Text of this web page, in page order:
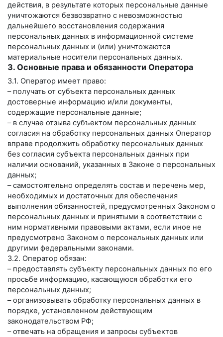
действия, в результате которых персональные данные
уничтожаются безвозвратно с невозможностью
дальнейшего восстановления содержания
персональных данных в информационной системе
персональных данных и (или) уничтожаются
материальные носители персональных данных.
3. Основные права и обязанности Оператора
3.1. Оператор имеет право:
– получать от субъекта персональных данных
достоверные информацию и/или документы,
содержащие персональные данные;
– в случае отзыва субъектом персональных данных
согласия на обработку персональных данных Оператор
вправе продолжить обработку персональных данных
без согласия субъекта персональных данных при
наличии оснований, указанных в Законе о персональных
данных;
– самостоятельно определять состав и перечень мер,
необходимых и достаточных для обеспечения
выполнения обязанностей, предусмотренных Законом о
персональных данных и принятыми в соответствии с
ним нормативными правовыми актами, если иное не
предусмотрено Законом о персональных данных или
другими федеральными законами.
3.2. Оператор обязан:
– предоставлять субъекту персональных данных по его
просьбе информацию, касающуюся обработки его
персональных данных;
– организовывать обработку персональных данных в
порядке, установленном действующим
законодательством РФ;
– отвечать на обращения и запросы субъектов